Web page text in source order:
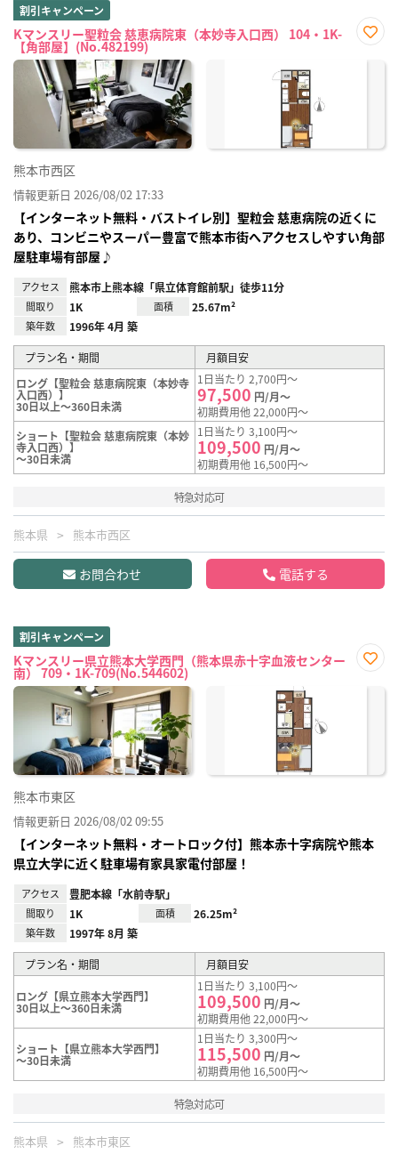
割引キャンペーン
Kマンスリー聖粒会 慈恵病院東（本妙寺入口西） 104・1K-
【角部屋】(No.482199)
に入
熊本市西区
情報更新日 2026/08/02 17:33
【インターネット無料・バストイレ別】聖粒会 慈恵病院の近くに
あり、コンビニやスーパー豊富で熊本市街へアクセスしやすい角部
屋駐車場有部屋♪
アクセス 熊本市上熊本線「県立体育館前駅」徒歩11分
間取り 1K 面積 25.67m²
築年数 1996年 4月 築
プラン名・期間
月額目安
ロング【聖粒会 慈恵病院東（本妙寺
入口西）】
30日以上～360日未満
1日当たり 2,700円～
97,500 円/月～
初期費用他 22,000円～
ショート【聖粒会 慈恵病院東（本妙
寺入口西）】
～30日未満
1日当たり 3,100円～
109,500 円/月～
初期費用他 16,500円～
特急対応可
熊本県 熊本市西区
お問合わせ 電話する
割引キャンペーン
Kマンスリー県立熊本大学西門（熊本県赤十字血液センター
南） 709・1K-709(No.544602)
に入
熊本市東区
情報更新日 2026/08/02 09:55
【インターネット無料・オートロック付】熊本赤十字病院や熊本
県立大学に近く駐車場有家具家電付部屋！
アクセス 豊肥本線「水前寺駅」
間取り 1K 面積 26.25m²
築年数 1997年 8月 築
プラン名・期間 月額目安
ロング【県立熊本大学西門】
30日以上～360日未満
1日当たり 3,100円～
109,500 円/月～
初期費用他 22,000円～
ショート【県立熊本大学西門】
～30日未満
1日当たり 3,300円～
115,500 円/月～
初期費用他 16,500円～
特急対応可
熊本県 熊本市東区